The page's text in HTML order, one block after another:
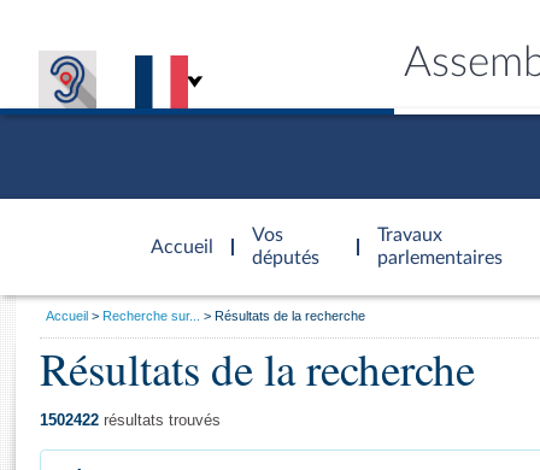
Accueil
d'accueil
Vos
députés
Travaux
parlementaires
Général
Vous
Accueil Recherche sur... Résultats de la recherche
Résultats de la recherche
1502422 résultats trouvés